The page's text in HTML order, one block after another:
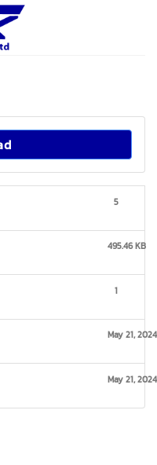
5
495.46 KB
1
May 21, 2024
May 21, 2024